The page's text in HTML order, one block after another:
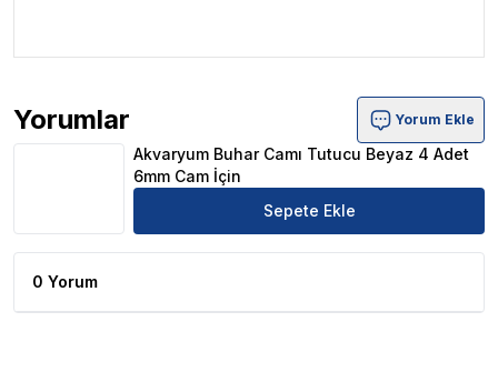
Yorumlar
Akvaryum Buhar Camı Tutucu Beyaz 4 Adet 6mm Cam
Yorum Ekle
Akvaryum Buhar Camı Tutucu Beyaz 4 Adet
6mm Cam İçin
Sepete Ekle
0 Yorum